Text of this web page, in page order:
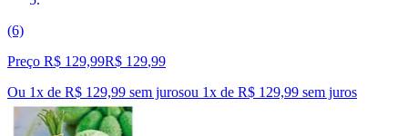
(6)
Preço R$ 129,99R$ 129,99
Ou 1x de R$ 129,99 sem jurosou 1x de R$ 129,99 sem juros